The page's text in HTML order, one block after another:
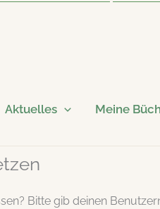
Aktuelles Meine
Bitte gib deinen